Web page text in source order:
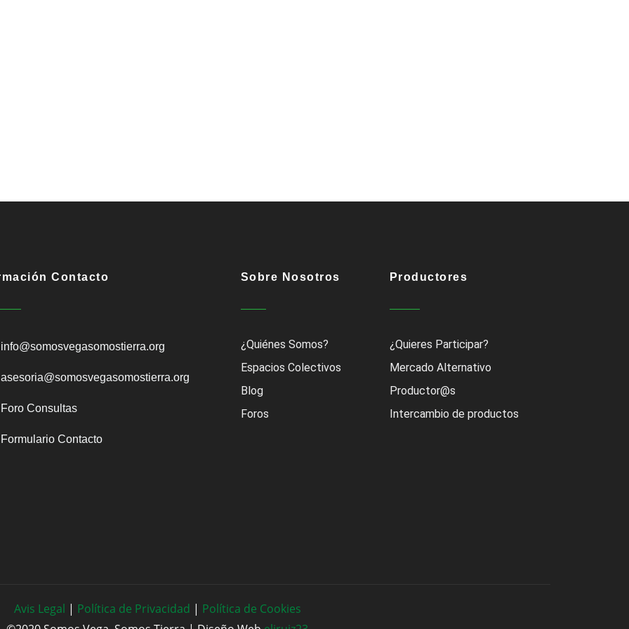
Contacto
info@somosvegasomostierra.org
asesoria@somosvegasomostierra.org
Foro Consultas
Formulario Contacto
Sobre Nosotros
¿Quiénes Somos?
Espacios Colectivos
Blog
Foros
Productores
¿Quieres Participar?
Mercado Alternativo
Productor@s
Intercambio de productos
Avis Legal | Política de Privacidad | Política de Cookies